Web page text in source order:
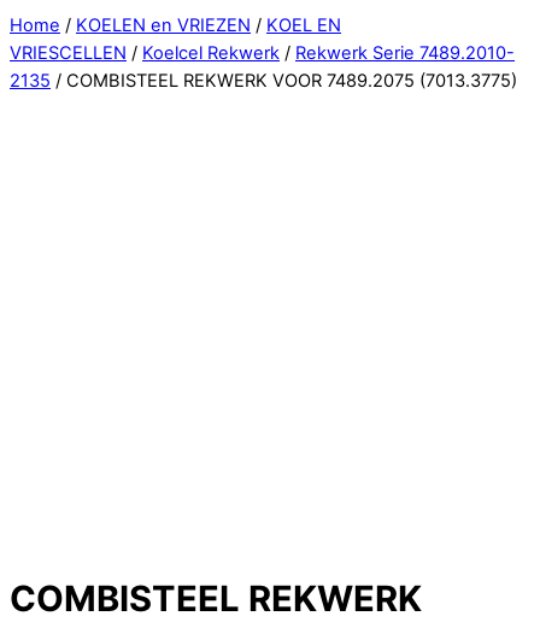
Close
Menu
Home / KOELEN en VRIEZEN / KOEL EN
VRIESCELLEN / Koelcel Rekwerk / Rekwerk Serie 7489.2010-
2135 / COMBISTEEL REKWERK VOOR 7489.2075 (7013.3775)
COMBISTEEL REKWERK